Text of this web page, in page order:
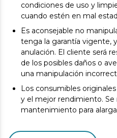
condiciones de uso y
cuando estén en mal
Es aconsejable no
tenga la garantía vigente,
anulación. El cliente será
de los posibles daños o
una manipulación
Los consumibles
y el mejor rendimiento. Se
mantenimiento para